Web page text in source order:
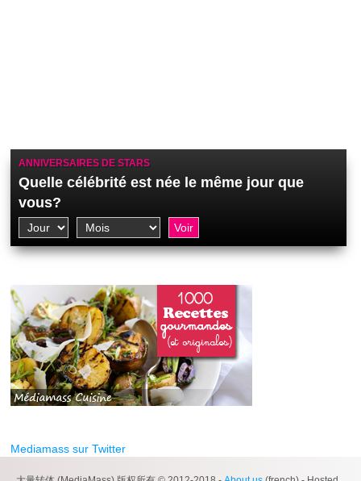
ANNIVERSAIRES DE STARS
Quelle célébrité est née le même jour que
vous?
Mediamass sur Twitter